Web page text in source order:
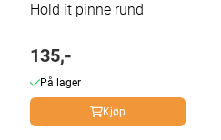
Hold it pinne rund
135,-
På lager
Kjøp